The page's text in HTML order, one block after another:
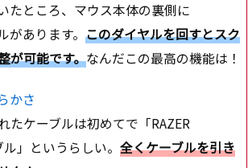
ところ、マウス本体の裏側に
あります。 このダイヤルを回すとスク
が可能です。なんだこの最高の機能は！
かさ
たケーブルは初めてで「RAZER
」というらしい。 全くケーブルを引き